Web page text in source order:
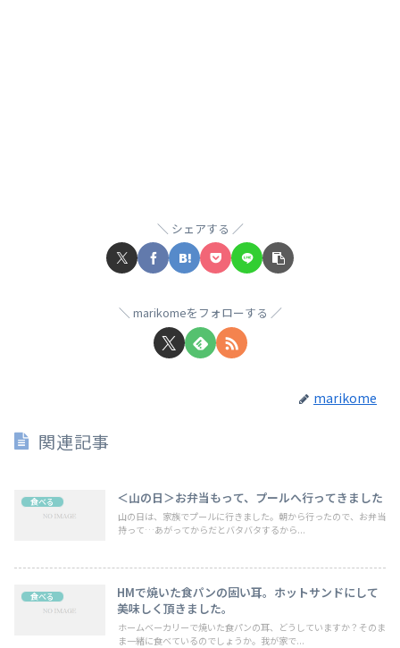
シェアする
marikomeをフォローする
marikome
関連記事
食べる ＜山の日＞お弁当もって、プールへ行ってきました
山の日は、家族でプールに行きました。朝から行ったので、お弁当
持って…あがってからだとバタバタするから...
食べる
HMで焼いた食パンの固い耳。ホットサンドにして
美味しく頂きました。
ホームベーカリーで焼いた食パンの耳、どうしていますか？そのま
ま一緒に食べているのでしょうか。我が家で...